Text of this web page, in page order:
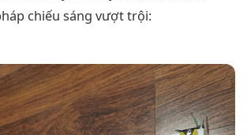
chiếu sáng vượt trội: